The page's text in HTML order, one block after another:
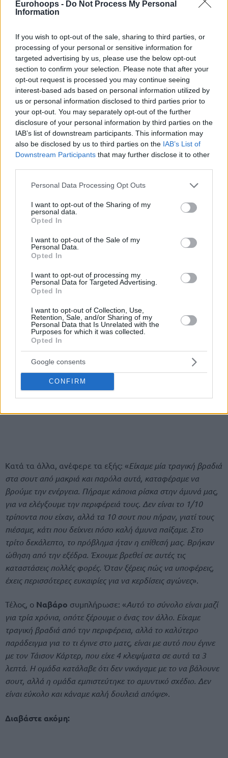
Eurohoops - Do Not Process My Personal
Information
If you wish to opt-out of the sale, sharing to third parties, or
processing of your personal or sensitive information for
targeted advertising by us, please use the below opt-out
section to confirm your selection. Please note that after your
opt-out request is processed you may continue seeing
interest-based ads based on personal information utilized by
us or personal information disclosed to third parties prior to
your opt-out. You may separately opt-out of the further
disclosure of your personal information by third parties on the
IAB’s list of downstream participants. This information may
also be disclosed by us to third parties on the IAB’s List of
Downstream Participants that may further disclose it to other
Please note that this website/app uses one or more Google
not limited to your visit or usage behaviour. You may click to
grant or deny consent to Google and its third-party tags to
use your data for below specified purposes in below Google
consent section.
Personal Data Processing Opt Outs
I want to opt-out of the Sharing of my
personal data.
Opted In
I want to opt-out of the Sale of my
Personal Data.
Opted In
I want to opt-out of processing my
Personal Data for Targeted Advertising.
Opted In
I want to opt-out of Collection, Use,
Retention, Sale, and/or Sharing of my
Personal Data that Is Unrelated with the
Purposes for which it was collected.
Opted In
Google consents
CONFIRM
Κατά τα άλλα, ανέφερε τα εξής: «Είχαμε μία τραγική βραδιά
στα σουτ από μακριά και παρόλα αυτά, καταφέραμε να
βρούμε την ενέργεια. Πήραμε κάποια ρίσκα στην άμυνά μας,
για να ελέγξουμε την περιφέρειά τους. Δεν είναι το 1/10
τρίποντα που είχαν, αλλά τα 10 σουτ που πήραν, γιατί τους
πιέσαμε, κάτι που δείχνει πόσο καλή άμυνα παίξαμε. Στο
τρίτο δεκάλεπτο, το πρόβλημα ήταν η επίθεσή μας. Βρήκαν
ώθηση από την εξέδρα. Έχουμε βρεθεί σε αυτές τις
καταστάσεις πολλές φορές. Όταν ξέρεις πώς να υποφέρεις,
έχεις περισσότερες ευκαιρίες για να κερδίσεις αγώνες».
Τέλος, ο Ναβάρο συμπλήρωσε: «Αυτό το σύνολο είναι μαζί
για τρία χρόνια, οπότε ξέρουμε ο ένας τον άλλο. Είχαμε
τραγική βραδιά από την περιφέρεια, αλλά το καλύτερο
παράδειγμα για το τι έγινε στο ματς, είναι με αυτό που έγινε
με τον Τάισον Κάρτερ, που είχε 4 κλεψίματα σε αυτά τα 3
λεπτά. Η ομάδα κατάλαβε ότι δεν νικάγαμε με το να βάλουνε
σουτ, αλλά η ομάδα εμπιστεύτηκε το αμυντικό σχέδιο. Δεν
είναι εύκολο και κάναμε καλή δουλειά απόψε».
Διαβάστε ακόμη: